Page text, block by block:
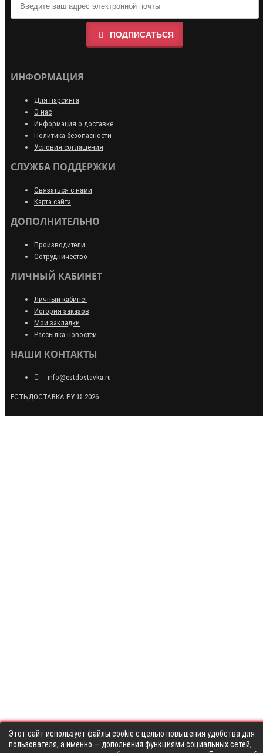
ПОДПИСАТЬСЯ
ИНФОРМАЦИЯ
Для парсинга
О нас
Информация о доставке
Политика безопасности
Условия соглашения
СЛУЖБА ПОДДЕРЖКИ
Связаться с нами
Карта сайта
ДОПОЛНИТЕЛЬНО
Производители
Сотрудничество
ЛИЧНЫЙ КАБИНЕТ
Личный кабинет
История заказов
Мои закладки
Рассылка новостей
НАШИ КОНТАКТЫ
info@estdostavka.ru
ЕСТЬДОСТАВКА.РУ © 2026
Этот сайт использует файлы cookie с целью повышения удобства для
пользователя, а именно — дополнения функциями социальных сетей,